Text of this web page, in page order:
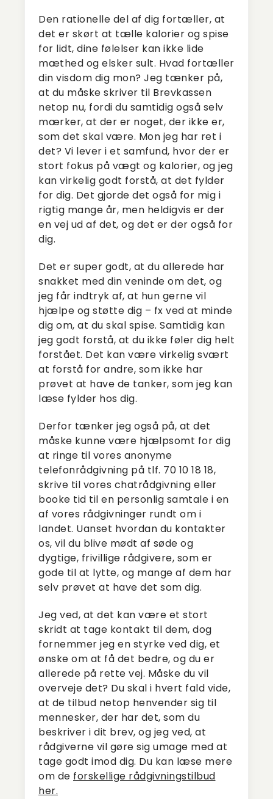
Den rationelle del af dig fortæller, at
det er skørt at tælle kalorier og spise
for lidt, dine følelser kan ikke lide
mæthed og elsker sult. Hvad fortæller
din visdom dig mon? Jeg tænker på,
at du måske skriver til Brevkassen
netop nu, fordi du samtidig også selv
mærker, at der er noget, der ikke er,
som det skal være. Mon jeg har ret i
det? Vi lever i et samfund, hvor der er
stort fokus på vægt og kalorier, og jeg
kan virkelig godt forstå, at det fylder
for dig. Det gjorde det også for mig i
rigtig mange år, men heldigvis er der
en vej ud af det, og det er der også for
dig.
Det er super godt, at du allerede har
snakket med din veninde om det, og
jeg får indtryk af, at hun gerne vil
hjælpe og støtte dig – fx ved at minde
dig om, at du skal spise. Samtidig kan
jeg godt forstå, at du ikke føler dig helt
forstået. Det kan være virkelig svært
at forstå for andre, som ikke har
prøvet at have de tanker, som jeg kan
læse fylder hos dig.
Derfor tænker jeg også på, at det
måske kunne være hjælpsomt for dig
at ringe til vores anonyme
telefonrådgivning på tlf. 70 10 18 18,
skrive til vores chatrådgivning eller
booke tid til en personlig samtale i en
af vores rådgivninger rundt om i
landet. Uanset hvordan du kontakter
os, vil du blive mødt af søde og
dygtige, frivillige rådgivere, som er
gode til at lytte, og mange af dem har
selv prøvet at have det som dig.
Jeg ved, at det kan være et stort
skridt at tage kontakt til dem, dog
fornemmer jeg en styrke ved dig, et
ønske om at få det bedre, og du er
allerede på rette vej. Måske du vil
overveje det? Du skal i hvert fald vide,
at de tilbud netop henvender sig til
mennesker, der har det, som du
beskriver i dit brev, og jeg ved, at
rådgiverne vil gøre sig umage med at
tage godt imod dig. Du kan læse mere
om de forskellige rådgivningstilbud
her.